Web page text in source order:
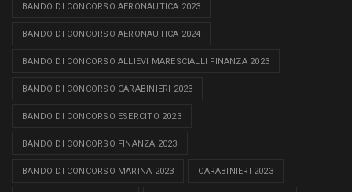
BANDO DI CONCORSO AERONAUTICA 2023
BANDO DI CONCORSO AERONAUTICA 2024
BANDO DI CONCORSO ALLIEVI MARESCIALLI FINANZA 2023
BANDO DI CONCORSO CARABINIERI 2023
BANDO DI CONCORSO ESERCITO 2023
BANDO DI CONCORSO FINANZA 2023
BANDO DI CONCORSO MARINA 2023 CARABINIERI 2023